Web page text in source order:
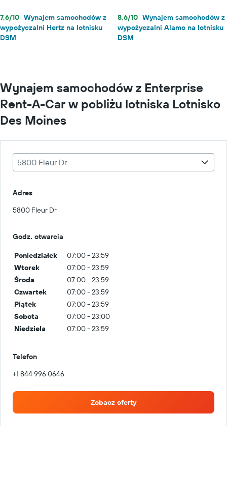
7,6/10 Wynajem samochodów z
wypożyczalni Hertz na lotnisku
DSM
8,6/10 Wynajem samochodów z
wypożyczalni Alamo na lotnisku
DSM
Wynajem samochodów z Enterprise
Rent-A-Car w pobliżu lotniska Lotnisko
Des Moines
5800 Fleur Dr
Adres
5800 Fleur Dr
Godz. otwarcia
Poniedziałek
07:00 - 23:59
Wtorek
07:00 - 23:59
Środa
07:00 - 23:59
Czwartek
07:00 - 23:59
Piątek
07:00 - 23:59
Sobota
07:00 - 23:00
Niedziela
07:00 - 23:59
Telefon
+1 844 996 0646
Zobacz oferty